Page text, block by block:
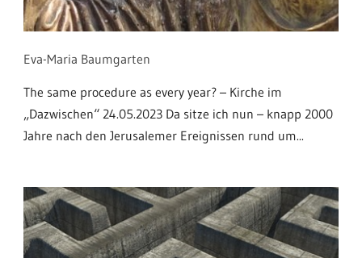
Eva-Maria Baumgarten
The same procedure as every year? – Kirche im
„Dazwischen“ 24.05.2023 Da sitze ich nun – knapp 2000
Jahre nach den Jerusalemer Ereignissen rund um...